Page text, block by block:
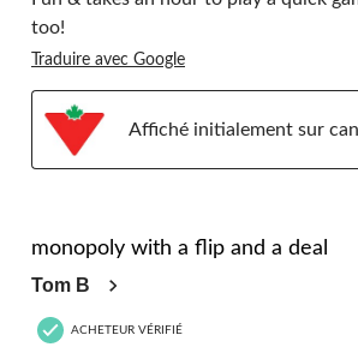
too!
Traduire avec Google
Affiché initialement sur
monopoly with a flip and a deal
Tom B
ACHETEUR VÉRIFIÉ